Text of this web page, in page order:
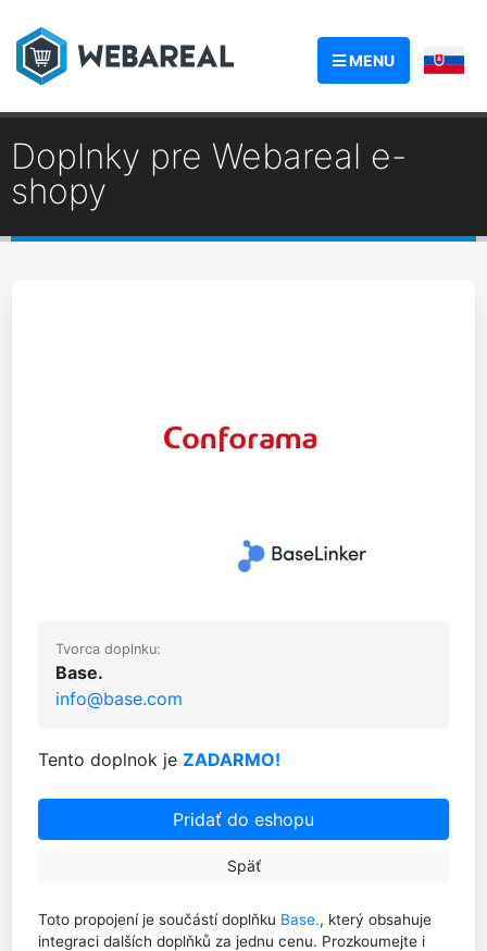
MENU
Doplnky pre Webareal e-
shopy
Tvorca doplnku:
Base.
info@base.com
Tento doplnok jeZADARMO!
Pridať do eshopu
Späť
Toto propojení je součástí doplňku Base., který obsahuje
integraci dalších doplňků za jednu cenu. Prozkoumejte i